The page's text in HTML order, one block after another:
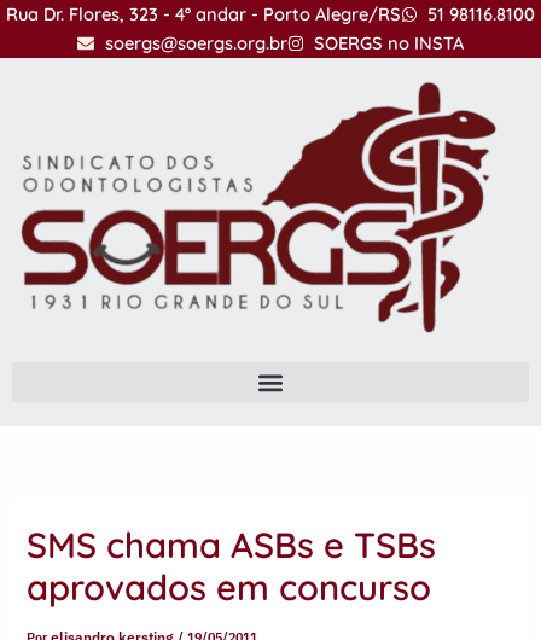
IrRua Dr. Flores, 323 - 4º andar - Porto Alegre/RS
51 98116.8100
soergs@soergs.org.br
SOERGS no INSTA
SMS chama ASBs e TSBs
aprovados em concurso